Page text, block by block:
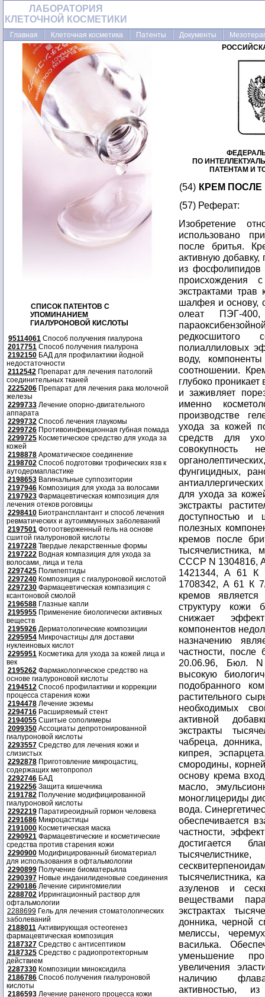
ЛАБОРАТОРИЯ
КЛЕТОЧНОЙ КОСМЕТИКИ
Главная Клеточная косметика Патенты Документы
СПИСОК ПАТЕНТОВ С
УПОМИНАНИЕМ
ГИАЛУРОНОВОЙ КИСЛОТЫ
95114061 Способ получения гиалурона
2017751 Способ получения гиалурона
2192150 БАД для профилактики йодной
недостаточности
2112542 Препарат для лечения патологий
соединительных тканей
2225206 Препарат для лечения рака молочной
железы
2299733 Лечение опорно-двигательного
аппарата
2299732 Способ лечения глаукомы
2299726 Противоинфекционная губная помада
2299725 Косметическое средство для ухода за
кожей
2198878 Ароматическое соединение
2198702 Способ подготовки трофических язв к
аутодермапластике
2198653 Вагинальные суппозитории
2197946 Композиция для ухода за волосами
2197923 Фармацевтическая композиция для
лечения отеков роговицы
2298410 Биотрансплантант и способ лечения
ревматических и аутоиммунных заболеваний
2197501 Фотоотверженный гель на основе
сшитой гиалуроновой кислоты
2197228 Твердые лекарственные формы
2197222 Водная компазиция для ухода за
волосами, лица и тела
2297425 Полипептиды
2297240 Композиция с гиалуроновой кислотой
2297230 Фармацевтическая компазиция с
ксантоновой смолой
2196588 Глазные капли
2195955 Применение биологически активных
веществ
2195926 Дерматологические композиции
2295954 Микрочастицы для доставки
нуклеиновых кислот
2295951 Косметика для ухода за кожей лица и
век
2195262 Фармакологическое средство на
основе гиалуроновой кислоты
2194512 Способ профилактики и коррекции
процесса старения кожи
2194478 Лечение экземы
2294716 Расширяемый стент
2194055 Сшитые сополимеры
2099350 Ассоциаты депротонированной
гиалуроновой кислоты
2293557 Средство для лечения кожи и
слизистых
2292878 Приготовление микроцастиц,
содержащих метопропол
2292746 БАД
2192256 Защита кишечника
2191782 Получение модифицированной
гиалуроновой кислоты
2292219 Паратиреоидный гормон человека
2291686 Микроцастицы
2191000 Косметическая маска
2290921 Фармацевтические и косметические
средства против старения кожи
2290900 Модифицированный биоматериал
для использования в офтальмологии
2290899 Получение биоматерьяла
2290397 Новые инданилиденовые соединения
2290186 Лечение сирингомиелии
2288702 Иррингационный раствор для
офтальмологии
2288699 Гель для лечения стоматологических
заболеваний
2188011 Активирующая остеогенез
фармацевтическая композиция
2187327 Средство с антисептиком
2187325 Средство с радиопротекторным
действием
2287330 Композиции миноксидила
2186786 Способ получения гиалуроновой
кислоты
2186593 Лечение раненого процесса кожи
ПО
ПАТЕНТАМ И
(54) КРЕМ ПОСЛЕ
(57) Реферат:
Изобретение
использовано
после бритья.
активную
из фосфолипидов
экстрактами
шалфея и основу,
олеат ПЭГ-
полиаллиловых
воду,
соотношении.
глубоко
и заживляет
именно
производстве
ухода за кожей
средств для
совокупность
фунгицидных,
для ухода за
экстракты
доступностью и
полезных
кремов после
СССР N 1304816,
1421344, А 61
1708342, А 61 К
кремов является
структуру кожи
снижает
компонентов
назначению
частности,
20.06.96, Бюл. N
высокую
подобранного
растительного
необходимых
активной
экстракты
чабреца,
кипрея,
смородины,
основу крема
масло,
моноглицериды
вода.
обеспечивается
частности,
достигается
тысячелистника,
азуленов и
веществами
экстрактах
донника, черной
мелиссы,
василька.
уменьшение
увеличения
наличию
активностью,